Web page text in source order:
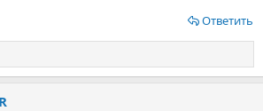
Ответить